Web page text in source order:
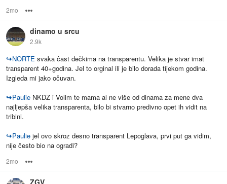
2mo
dinamo u srcu
2.9k
↪NORTE svaka ĉast dečkima na transparentu. Velika je stvar imat
transparent 40+godina. Jel to orginal ili je bilo dorada tijekom godina.
Izgleda mi jako očuvan.
↪Paulie NKDZ i Volim te mama al ne više od dinama za mene dva
najljepša velika transparenta, bilo bi stvarno predivno opet ih vidit na
tribini.
↪Paulie jel ovo skroz desno transparent Lepoglava, prvi put ga vidim,
nije često bio na ogradi?
2mo